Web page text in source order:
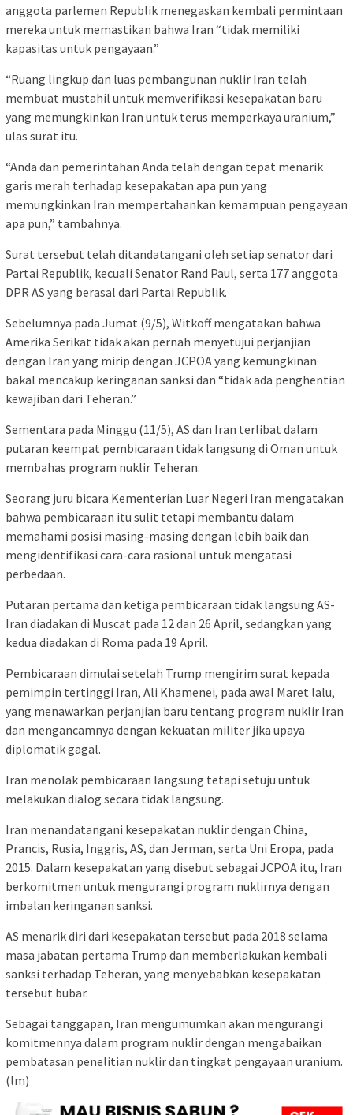
anggota parlemen Republik menegaskan kembali permintaan
mereka untuk memastikan bahwa Iran “tidak memiliki
kapasitas untuk pengayaan.”
“Ruang lingkup dan luas pembangunan nuklir Iran telah
membuat mustahil untuk memverifikasi kesepakatan baru
yang memungkinkan Iran untuk terus memperkaya uranium,”
ulas surat itu.
“Anda dan pemerintahan Anda telah dengan tepat menarik
garis merah terhadap kesepakatan apa pun yang
memungkinkan Iran mempertahankan kemampuan pengayaan
apa pun,” tambahnya.
Surat tersebut telah ditandatangani oleh setiap senator dari
Partai Republik, kecuali Senator Rand Paul, serta 177 anggota
DPR AS yang berasal dari Partai Republik.
Sebelumnya pada Jumat (9/5), Witkoff mengatakan bahwa
Amerika Serikat tidak akan pernah menyetujui perjanjian
dengan Iran yang mirip dengan JCPOA yang kemungkinan
bakal mencakup keringanan sanksi dan “tidak ada penghentian
kewajiban dari Teheran.”
Sementara pada Minggu (11/5), AS dan Iran terlibat dalam
putaran keempat pembicaraan tidak langsung di Oman untuk
membahas program nuklir Teheran.
Seorang juru bicara Kementerian Luar Negeri Iran mengatakan
bahwa pembicaraan itu sulit tetapi membantu dalam
memahami posisi masing-masing dengan lebih baik dan
mengidentifikasi cara-cara rasional untuk mengatasi
perbedaan.
Putaran pertama dan ketiga pembicaraan tidak langsung AS-
Iran diadakan di Muscat pada 12 dan 26 April, sedangkan yang
kedua diadakan di Roma pada 19 April.
Pembicaraan dimulai setelah Trump mengirim surat kepada
pemimpin tertinggi Iran, Ali Khamenei, pada awal Maret lalu,
yang menawarkan perjanjian baru tentang program nuklir Iran
dan mengancamnya dengan kekuatan militer jika upaya
diplomatik gagal.
Iran menolak pembicaraan langsung tetapi setuju untuk
melakukan dialog secara tidak langsung.
Iran menandatangani kesepakatan nuklir dengan China,
Prancis, Rusia, Inggris, AS, dan Jerman, serta Uni Eropa, pada
2015. Dalam kesepakatan yang disebut sebagai JCPOA itu, Iran
berkomitmen untuk mengurangi program nuklirnya dengan
imbalan keringanan sanksi.
AS menarik diri dari kesepakatan tersebut pada 2018 selama
masa jabatan pertama Trump dan memberlakukan kembali
sanksi terhadap Teheran, yang menyebabkan kesepakatan
tersebut bubar.
Sebagai tanggapan, Iran mengumumkan akan mengurangi
komitmennya dalam program nuklir dengan mengabaikan
pembatasan penelitian nuklir dan tingkat pengayaan uranium.
(lm)